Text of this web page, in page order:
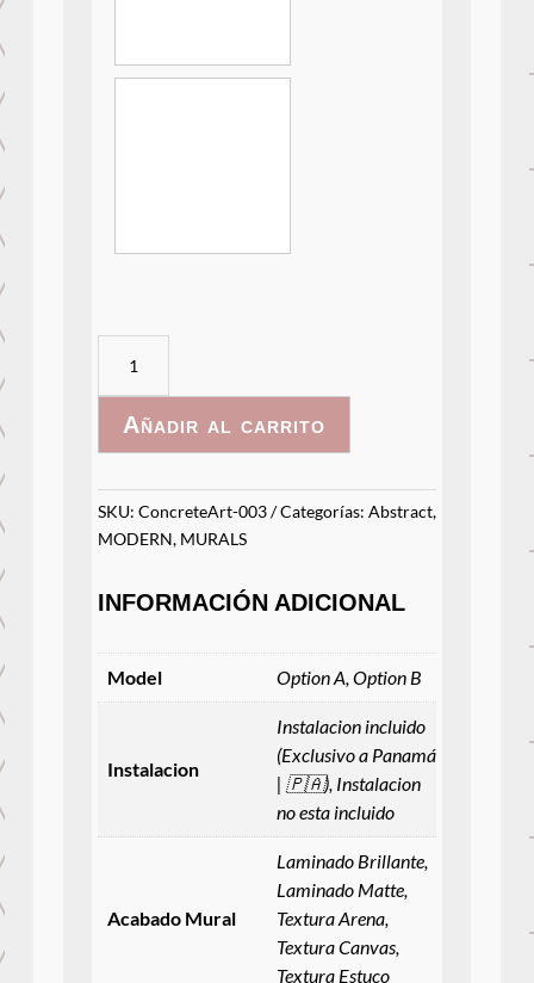
003
cantidad
Añadir al carrito
SKU: ConcreteArt-003 Categorías: Abstract,
MODERN, MURALS
INFORMACIÓN ADICIONAL
Model Option A, Option B
Instalacion
Instalacion incluido
(Exclusivo a Panamá
| 🇵🇦), Instalacion
no esta incluido
Acabado Mural
Laminado Brillante,
Laminado Matte,
Textura Arena,
Textura Canvas,
Textura Estuco